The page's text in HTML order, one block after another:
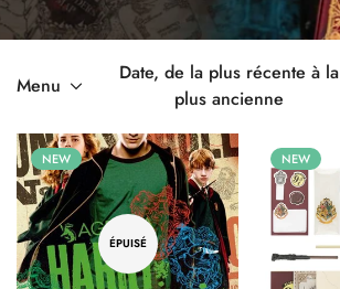
Menu
Date, de la plus récente à la
plus ancienne
NEW
ÉPUISÉ
NEW